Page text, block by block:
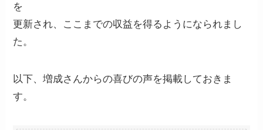
を
更新され、ここまでの収益を得るようになられまし
た。
以下、増成さんからの喜びの声を掲載しておきま
す。